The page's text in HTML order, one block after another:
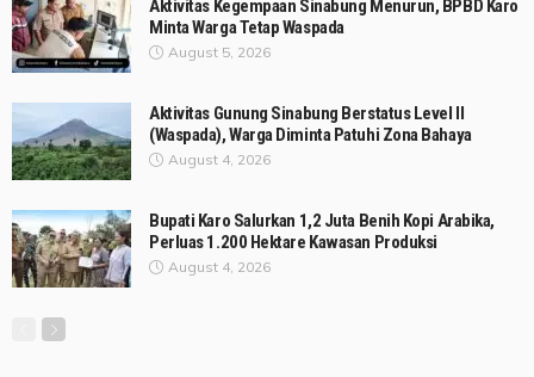
Aktivitas Kegempaan Sinabung Menurun, BPBD Karo
Minta Warga Tetap Waspada
August 5, 2026
Aktivitas Gunung Sinabung Berstatus Level II
(Waspada), Warga Diminta Patuhi Zona Bahaya
August 4, 2026
Bupati Karo Salurkan 1,2 Juta Benih Kopi Arabika,
Perluas 1.200 Hektare Kawasan Produksi
August 4, 2026